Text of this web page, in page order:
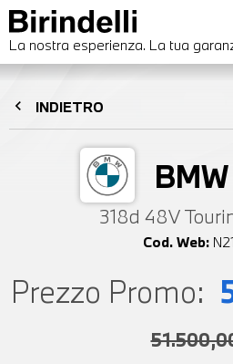
La nostra esperienza. La tua
chevron_left INDIETRO
BMW
318d 48V
Cod. Web:
Prezzo Promo: